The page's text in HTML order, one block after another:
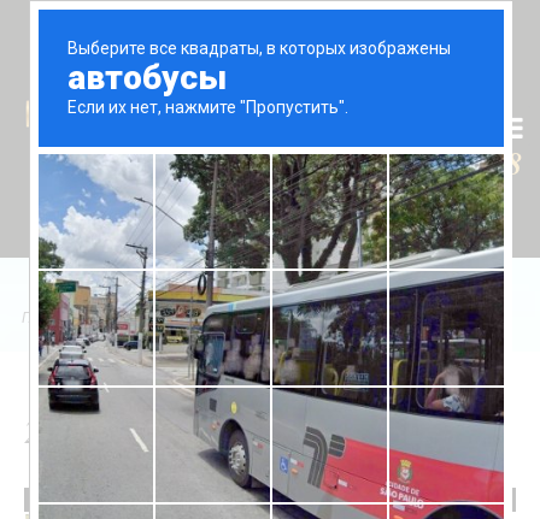
Tr En
+90 (539) 102 2000
+90 (539) 102 2008
Главная/Продажа /Daire/2+1 apartment Luna Residences
2+1 apartment Luna Residences